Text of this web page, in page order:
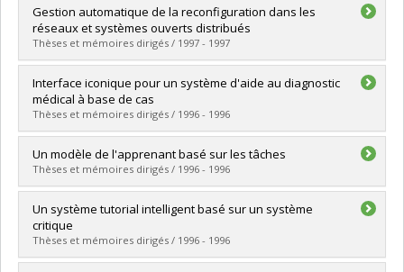
Graduate :De Léan, Charles
Cycle :Master's
Grade :M. Sc.
Lien vers le document dans Papyrus
Gestion automatique de la reconfiguration dans les
réseaux et systèmes ouverts distribués
Thèses et mémoires dirigés / 1997 - 1997
Graduate :Dini, Petre
Cycle :Doctoral
Grade :Ph. D.
Lien vers le document dans Papyrus
Interface iconique pour un système d'aide au diagnostic
médical à base de cas
Thèses et mémoires dirigés / 1996 - 1996
Graduate :Talbi, Hichem
Cycle : Master's
Grade :M. Sc.
Un modèle de l'apprenant basé sur les tâches
Thèses et mémoires dirigés / 1996 - 1996
Graduate : Duperval, Laurent
Cycle :Master's
Grade :M. Sc.
Lien vers le document dans Papyrus
Un système tutorial intelligent basé sur un système
critique
Thèses et mémoires dirigés / 1996 - 1996